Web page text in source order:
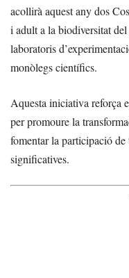
acollirà aquest any dos
i adult a la biodiversitat
laboratoris
monòlegs científics.
Aquesta iniciativa reforça
per promoure la
fomentar la participació
significatives.